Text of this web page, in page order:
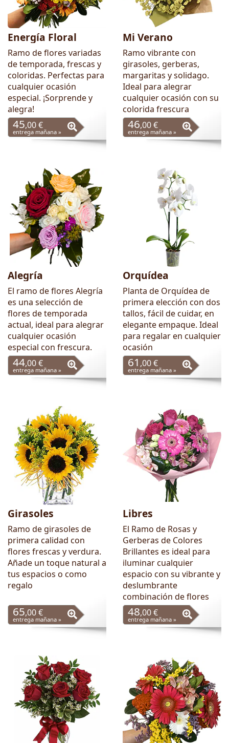
Energía Floral
Ramo de flores variadas
de temporada, frescas y
coloridas. Perfectas para
cualquier ocasión
especial. ¡Sorprende y
alegra!
45,00 €
entrega mañana »
Mi Verano
Ramo vibrante con
girasoles, gerberas,
margaritas y solidago.
Ideal para alegrar
cualquier ocasión con su
colorida frescura
46,00 €
entrega mañana »
Alegría
El ramo de flores Alegría
es una selección de
flores de temporada
actual, ideal para alegrar
cualquier ocasión
especial con frescura.
44,00 €
entrega mañana »
Orquídea
Planta de Orquídea de
primera elección con dos
tallos, fácil de cuidar, en
elegante empaque. Ideal
para regalar en cualquier
ocasión
61 ,00 €
entrega mañana »
Girasoles
Ramo de girasoles de
primera calidad con
flores frescas y verdura.
Añade un toque natural a
tus espacios o como
regalo
65,00 €
entrega mañana »
Libres
El Ramo de Rosas y
Gerberas de Colores
Brillantes es ideal para
iluminar cualquier
espacio con su vibrante y
deslumbrante
combinación de flores
48,00 €
entrega mañana »